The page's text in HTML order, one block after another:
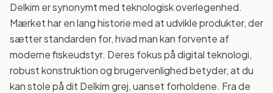
Delkim er synonymt med teknologisk overlegenhed.
Mærket har en lang historie med at udvikle produkter, der
sætter standarden for, hvad man kan forvente af
moderne fiskeudstyr. Deres fokus på digital teknologi,
robust konstruktion og brugervenlighed betyder, at du
kan stole på dit Delkim grej, uanset forholdene. Fra de